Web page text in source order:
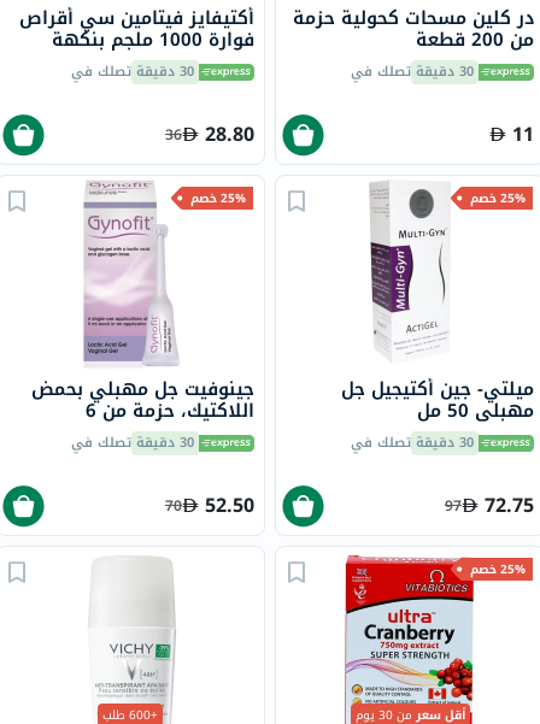
در كلين مسحات كحولية حزمة
من 200 قطعة
30 دقيقة تصلك في
11
أكتيفايز فيتامين سي أقراص
فوارة 1000 ملجم بنكهة
البرتقال حزمة من 20
30 دقيقة تصلك في
28.80
36
25% خصم
ميلتي- جين أكتيجيل جل
مهبلي 50 مل
30 دقيقة تصلك في
72.75
97
25% خصم
جينوفيت جل مهبلي بحمض
اللاكتيك، حزمة من 6
30 دقيقة تصلك في
52.50
70
25% خصم
أقل سعرمن 30 يوم +600 طلب